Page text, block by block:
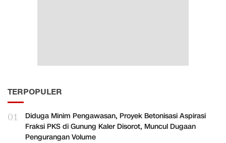
TERPOPULER
01
Diduga Minim Pengawasan, Proyek Betonisasi Aspirasi
Fraksi PKS di Gunung Kaler Disorot, Muncul Dugaan
Pengurangan Volume